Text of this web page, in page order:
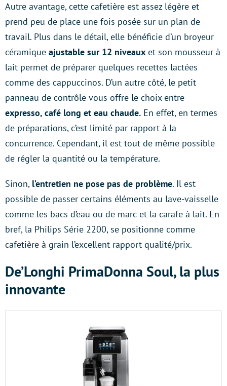
Autre avantage, cette cafetière est assez légère et
prend peu de place une fois posée sur un plan de
travail. Plus dans le détail, elle bénéficie d’un broyeur
céramique ajustable sur 12 niveaux et son mousseur à
lait permet de préparer quelques recettes lactées
comme des cappuccinos. D’un autre côté, le petit
panneau de contrôle vous offre le choix entre
expresso, café long et eau chaude. En effet, en termes
de préparations, c’est limité par rapport à la
concurrence. Cependant, il est tout de même possible
de régler la quantité ou la température.
Sinon, l’entretien ne pose pas de problème. Il est
possible de passer certains éléments au lave-vaisselle
comme les bacs d’eau ou de marc et la carafe à lait. En
bref, la Philips Série 2200, se positionne comme
cafetière à grain l’excellent rapport qualité/prix.
De’Longhi PrimaDonna Soul, la plus
innovante